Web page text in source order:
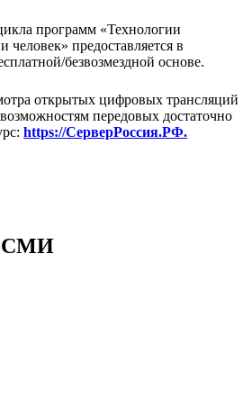
программ «Технологии
человек» предоставляется в
безвозмездной основе.
открытых цифровых трансляций
передовых достаточно
https://СерверРоссия.РФ.
СМИ